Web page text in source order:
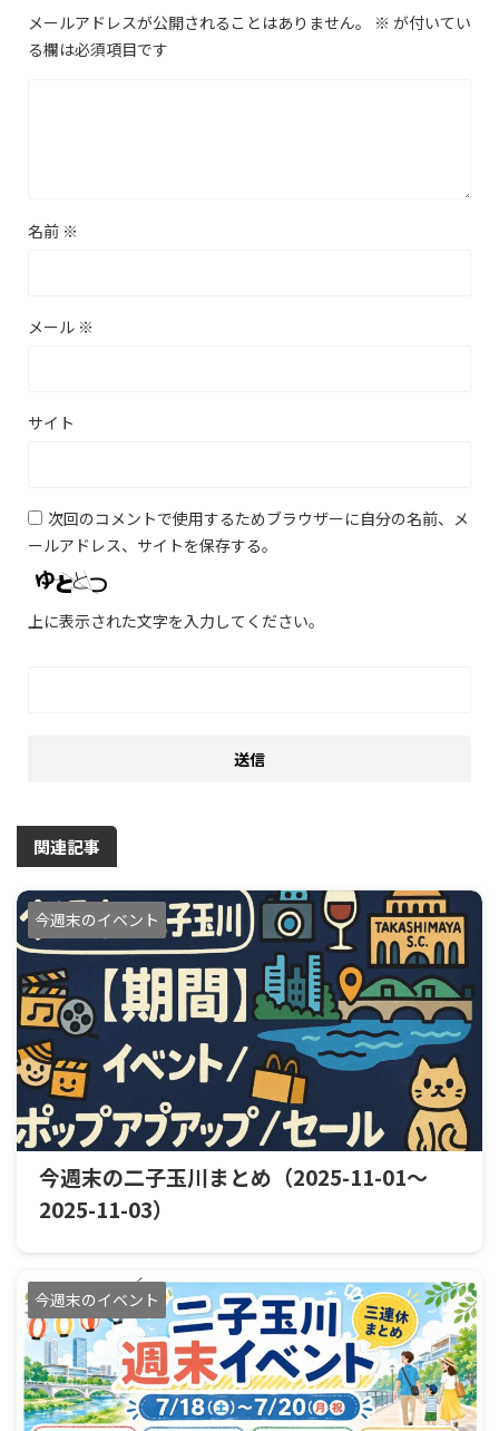
メールアドレスが公開されることはありません。 ※ が付いてい
る欄は必須項目です
名前 ※
メール ※
サイト
次回のコメントで使用するためブラウザーに自分の名前、メ
ールアドレス、サイトを保存する。
上に表示された文字を入力してください。
関連記事
今週末のイベント
今週末の二子玉川まとめ（2025-11-01〜
2025-11-03）
今週末のイベント